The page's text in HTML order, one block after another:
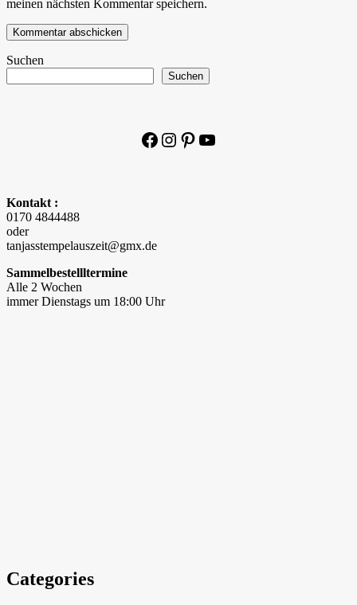
meinen nächsten Kommentar speichern.
Suchen
Suchen
Facebook
Instagram
Pinterest
YouTube
Kontakt :
0170 4844488
oder
tanjasstempelauszeit@gmx.de
Sammelbestellltermine
Alle 2 Wochen
immer Dienstags um 18:00 Uhr
Categories